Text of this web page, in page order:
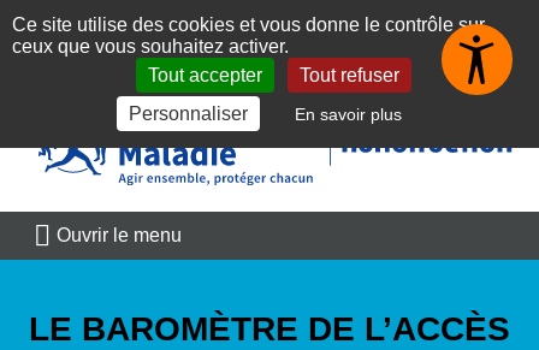
👋 Toujours dans la poche
Découvrez l'application Obtenir
Aller au contenu principal
Aller au menu principal
Aller au plan du site
Ouvrir le menu
LE BAROMÈTRE DE L’ACCÈS
Panneau de gestion des cookies
Ce site utilise des cookies et vous donne le contrôle sur
ceux que vous souhaitez activer.
Tout accepter
Tout refuser
Personnaliser
En savoir plus